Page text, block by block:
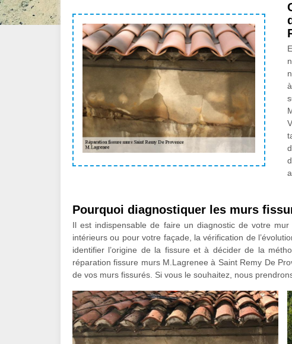
Pourquoi diagnostiquer les murs
Il est indispensable de faire un diagnostic de votre
intérieurs ou pour votre façade, la vérification de
identifier l’origine de la fissure et à décider de la
réparation fissure murs M.Lagrenee à Saint Remy De
de vos murs fissurés. Si vous le souhaitez, nous